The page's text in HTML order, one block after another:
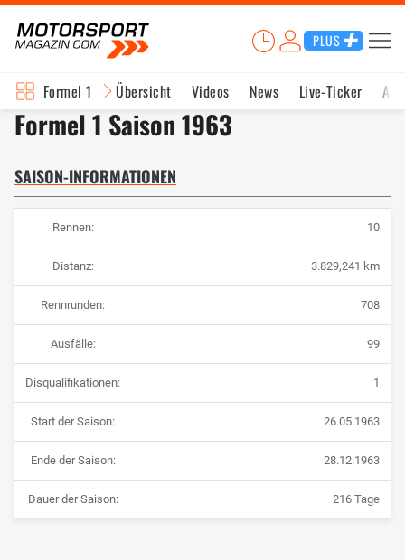
PLUS
Formel 1 Übersicht Videos News Live-Ticker
Formel 1 Saison 1963
SAISON-INFORMATIONEN
Rennen: 10
Distanz: 3.829,241 km
Rennrunden: 708
Ausfälle: 99
Disqualifikationen: 1
Start der Saison: 26.05.1963
Ende der Saison: 28.12.1963
Dauer der Saison: 216 Tage